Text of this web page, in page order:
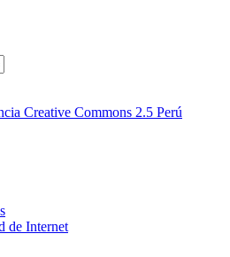
Creative Commons 2.5 Perú
de Internet